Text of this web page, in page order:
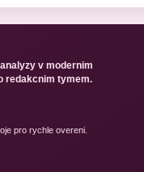
v modernim
redakcnim tymem.
pro rychle overeni.